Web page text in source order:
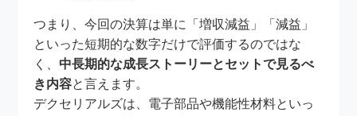
つまり、今回の決算は単に「増収減益」「減益」
といった短期的な数字だけで評価するのではな
く、 中長期的な成長ストーリーとセットで見るべ
き内容と言えます。
デクセリアルズは、電子部品や機能性材料といっ